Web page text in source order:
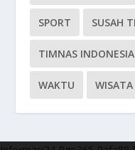
SPORT SUSAH
TIMNAS INDONESIA
WAKTU WISATA